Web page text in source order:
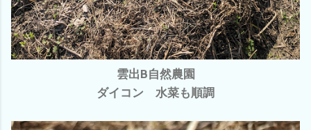
雲出B自然農園
ダイコン 水菜も順調